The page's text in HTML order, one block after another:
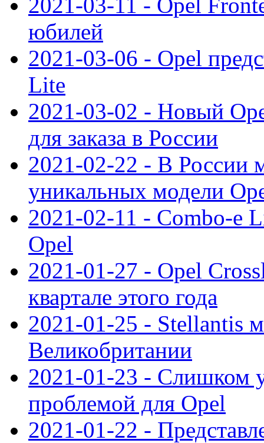
юбилей
2021-03-06 - Opel
Lite
2021-03-02 - Новый
для заказа в России
2021-02-22 - В России
уникальных модели
2021-02-11 - Combo-e
Opel
2021-01-27 - Opel
квартале этого года
2021-01-25 - Stellantis
Великобритании
2021-01-23 - Слишком
проблемой для Opel
2021-01-22 -